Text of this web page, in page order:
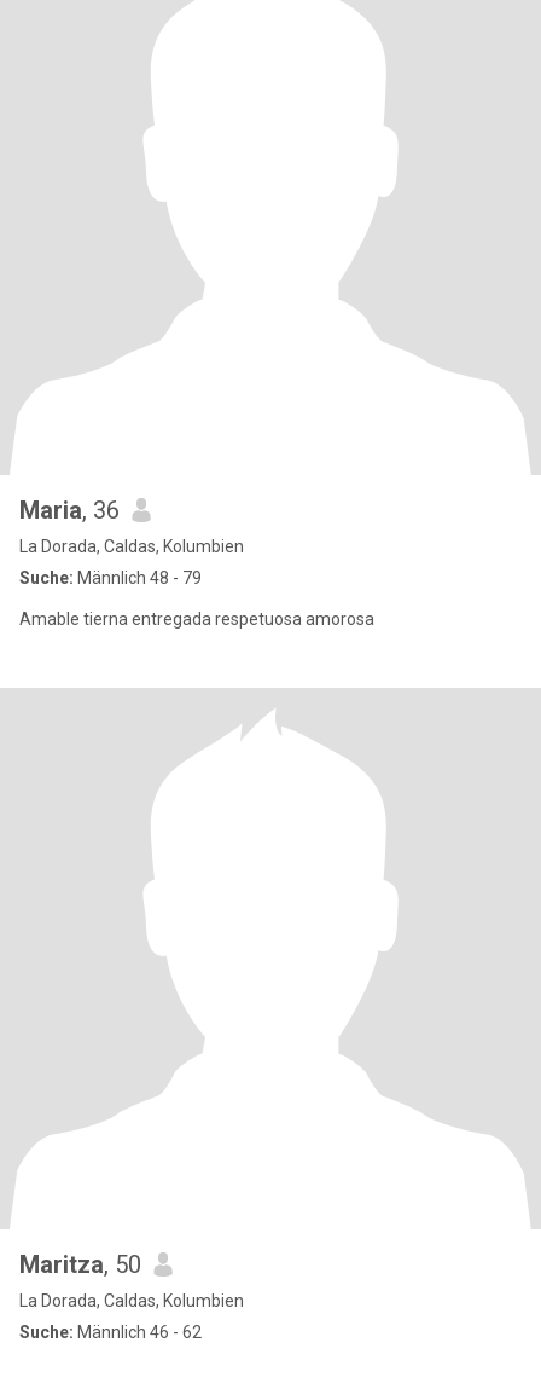
Maria, 36
La Dorada, Caldas, Kolumbien
Suche: Männlich 48 - 79
Amable tierna entregada respetuosa amorosa
Maritza, 50
La Dorada, Caldas, Kolumbien
Suche: Männlich 46 - 62